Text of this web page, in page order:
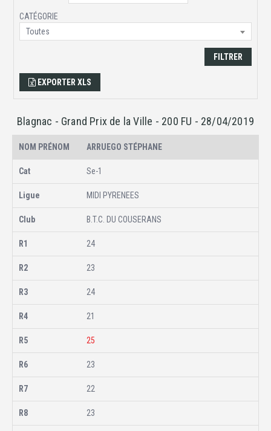
CATÉGORIE
Toutes
FILTRER
EXPORTER XLS
Blagnac - Grand Prix de la Ville - 200 FU - 28/04/2019
ARRUEGO STÉPHANE
Se-1
MIDI PYRENEES
B.T.C. DU COUSERANS
24
23
24
21
25
23
22
23